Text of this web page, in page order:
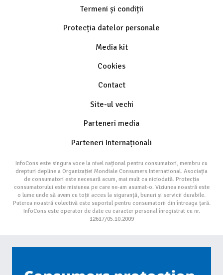
Termeni și condiții
Protecția datelor personale
Media kit
Cookies
Contact
Site-ul vechi
Parteneri media
Parteneri Internaționali
InfoCons este singura voce la nivel național pentru consumatori, membru cu
drepturi depline a Organizației Mondiale Consumers International. Asociația
de consumatori este necesară acum, mai mult ca niciodată. Protecția
consumatorului este misiunea pe care ne-am asumat-o. Viziunea noastră este
o lume unde să avem cu toții acces la siguranță, bunuri și servicii durabile.
Puterea noastră colectivă este suportul pentru consumatorii din întreaga țară.
InfoCons este operator de date cu caracter personal înregistrat cu nr.
12617/05.10.2009